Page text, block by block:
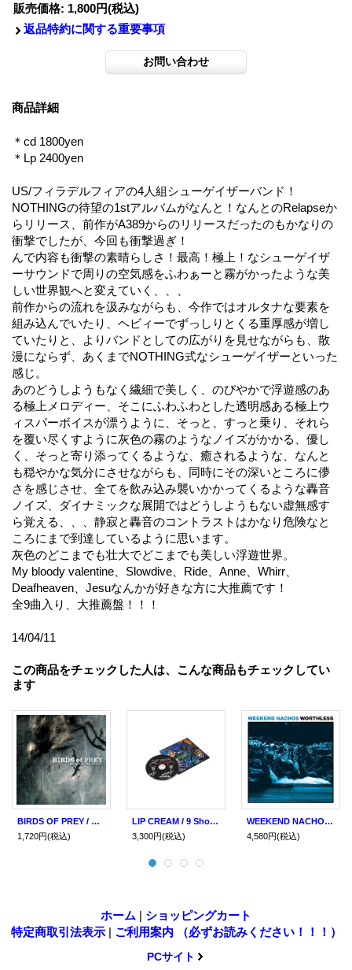
販売価格: 1,800円(税込)
返品特約に関する重要事項
商品詳細
＊cd 1800yen
＊Lp 2400yen
US/フィラデルフィアの4人組シューゲイザーバンド！
NOTHINGの待望の1stアルバムがなんと！なんとのRelapseか
らリリース、前作がA389からのリリースだったのもかなりの
衝撃でしたが、今回も衝撃過ぎ！
んで内容も衝撃の素晴らしさ！最高！極上！なシューゲイザ
ーサウンドで周りの空気感をふわぁーと霧がかったような美
しい世界観へと変えていく、、、
前作からの流れを汲みながらも、今作ではオルタナな要素を
組み込んでいたり、ヘビィーでずっしりとくる重厚感が増し
ていたりと、よりバンドとしての広がりを見せながらも、散
漫にならず、あくまでNOTHING式なシューゲイザーといった
感じ。
あのどうしようもなく繊細で美しく、のびやかで浮遊感のあ
る極上メロディー、そこにふわふわとした透明感ある極上ウ
ィスパーボイスが漂うように、そっと、すっと乗り、それら
を覆い尽くすように灰色の霧のようなノイズがかかる、優し
く、そっと寄り添ってくるような、癒されるような、なんと
も穏やかな気分にさせながらも、同時にその深いところに儚
さを感じさせ、全てを飲み込み襲いかかってくるような轟音
ノイズ、ダイナミックな展開ではどうしようもない虚無感す
ら覚える、、、静寂と轟音のコントラストはかなり危険なと
ころにまで到達しているように思います。
灰色のどこまでも壮大でどこまでも美しい浮遊世界。
My bloody valentine、Slowdive、Ride、Anne、Whirr、
Deafheaven、Jesuなんかが好きな方に大推薦です！
全9曲入り、大推薦盤！！！
14/04/11
この商品をチェックした人は、こんな商品もチェックしてい
ます
BIRDS OF PREY / Weight Of The World (cd) Relapse
1,720円(税込)
LIP CREAM / 9 Shocks Terror (cd)(Lp)(tape) Relapse
3,300円(税込)
WEEKEND NACHOS / Worthless (Lp) Deep six / (cd) Relapse
4,580円(税込)
ホーム | ショッピングカート
特定商取引法表示 | ご利用案内 （必ずお読みください！！！）
PCサイト